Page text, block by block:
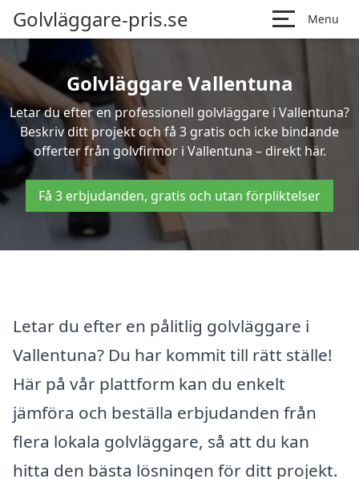
Golvläggare-pris.se Menu
Golvläggare Vallentuna
Letar du efter en professionell golvläggare i Vallentuna?
Beskriv ditt projekt och få 3 gratis och icke bindande
offerter från golvfirmor i Vallentuna – direkt här.
Få 3 erbjudanden, gratis och utan förpliktelser
Letar du efter en pålitlig golvläggare i
Vallentuna? Du har kommit till rätt ställe!
Här på vår plattform kan du enkelt
jämföra och beställa erbjudanden från
flera lokala golvläggare, så att du kan
hitta den bästa lösningen för ditt projekt.